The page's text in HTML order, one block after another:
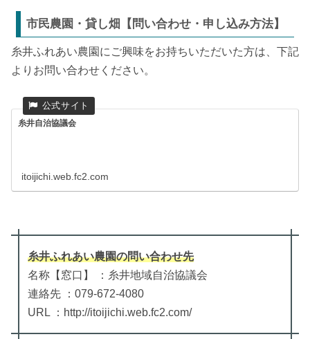
市民農園・貸し畑【問い合わせ・申し込み方法】
糸井ふれあい農園にご興味をお持ちいただいた方は、下記
よりお問い合わせください。
糸井自治協議会
itoijichi.web.fc2.com
糸井ふれあい農園の問い合わせ先
名称【窓口】 ：糸井地域自治協議会
連絡先 ：079-672-4080
URL ：http://itoijichi.web.fc2.com/